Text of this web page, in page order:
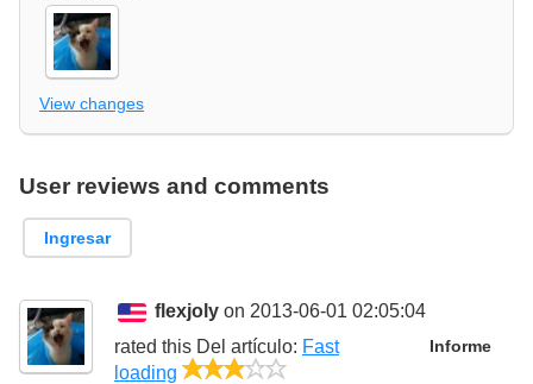
View changes
User reviews and comments
Ingresar
flexjoly on 2013-06-01 02:05:04
Informe
rated this Del artículo: Fast
loading